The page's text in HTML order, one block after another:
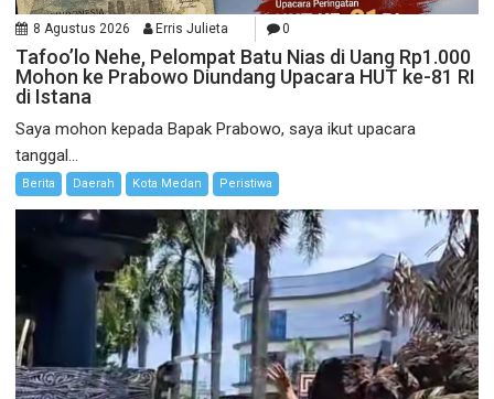
8 Agustus 2026 Erris Julieta 0
Tafoo’lo Nehe, Pelompat Batu Nias di Uang Rp1.000
Mohon ke Prabowo Diundang Upacara HUT ke-81 RI
di Istana
Saya mohon kepada Bapak Prabowo, saya ikut upacara
tanggal...
Berita Daerah Kota Medan Peristiwa